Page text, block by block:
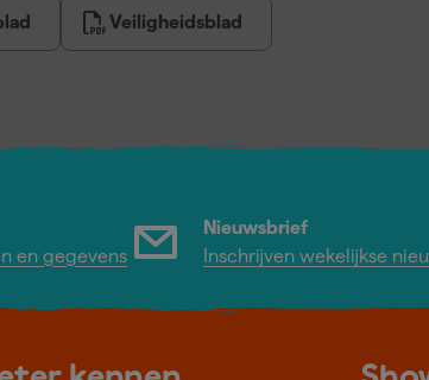
Veiligheidsblad
en gegevens
Nieuwsbrief
Inschrijven wekelijkse